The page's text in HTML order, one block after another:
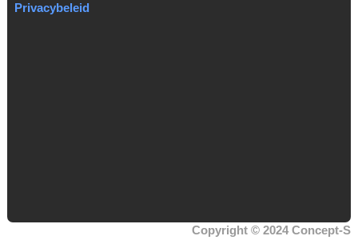
Privacybeleid
Copyright © 2024 Concept-S